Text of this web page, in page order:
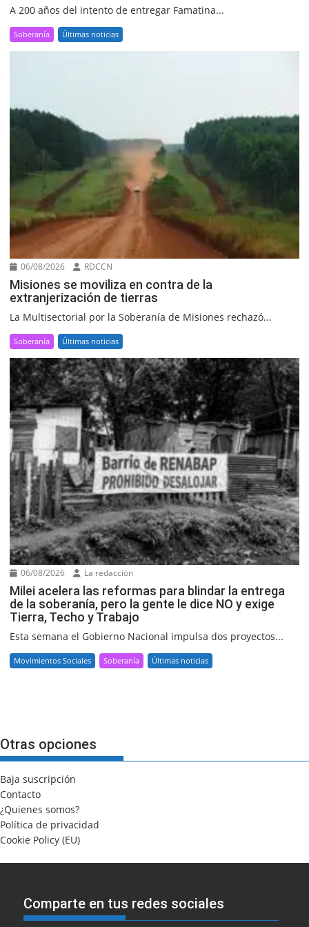
A 200 años del intento de entregar Famatina...
Soberanía Últimas noticias
06/08/2026 RDCCN
Misiones se moviliza en contra de la
extranjerización de tierras
La Multisectorial por la Soberanía de Misiones rechazó...
Soberanía Últimas noticias
06/08/2026 La redacción
Milei acelera las reformas para blindar la entrega
de la soberanía, pero la gente le dice NO y exige
Tierra, Techo y Trabajo
Esta semana el Gobierno Nacional impulsa dos proyectos...
Movimientos Sociales Soberanía Últimas noticias
Otras opciones
Baja suscripción
Contacto
¿Quienes somos?
Política de privacidad
Cookie Policy (EU)
Comparte en tus redes sociales